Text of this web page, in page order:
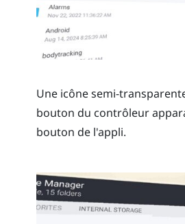
Une icône semi-
bouton du contrôleur
bouton de l'appli.